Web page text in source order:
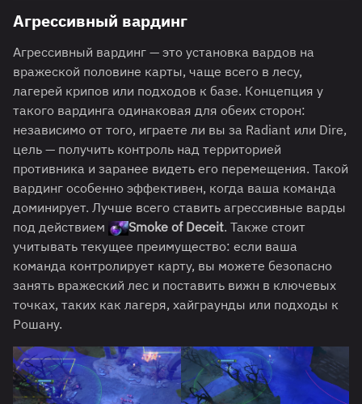
Агрессивный вардинг
Агрессивный вардинг — это установка вардов на
вражеской половине карты, чаще всего в лесу,
лагерей крипов или подходов к базе. Концепция у
такого вардинга одинаковая для обеих сторон:
независимо от того, играете ли вы за Radiant или Dire,
цель — получить контроль над территорией
противника и заранее видеть его перемещения. Такой
вардинг особенно эффективен, когда ваша команда
доминирует. Лучше всего ставить агрессивные варды
под действием
Smoke of Deceit. Также стоит
учитывать текущее преимущество: если ваша
команда контролирует карту, вы можете безопасно
занять вражеский лес и поставить вижн в ключевых
точках, таких как лагеря, хайграунды или подходы к
Рошану.